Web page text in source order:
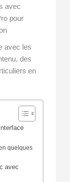
avec
pour
avec les
des
en
quelques
avec